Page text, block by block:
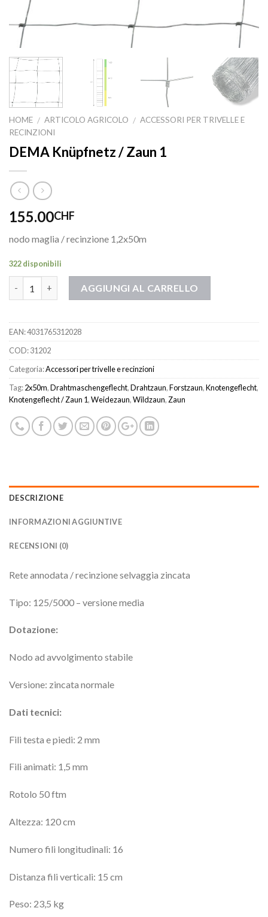
HOME / ARTICOLO AGRICOLO / ACCESSORI PER TRIVELLE E
RECINZIONI
DEMA Knüpfnetz / Zaun 1
155.00CHF
nodo maglia / recinzione 1,2x50m
322 disponibili
AGGIUNGI AL CARRELLO
EAN:4031765312028
COD:31202
Categoria:Accessori per trivelle e recinzioni
Tag:2x50m,Drahtmaschengeflecht,Drahtzaun,Forstzaun,Knotengeflecht,
Knotengeflecht / Zaun 1,Weidezaun,Wildzaun, Zaun
DESCRIZIONE
INFORMAZIONI AGGIUNTIVE
RECENSIONI (0)
Rete annodata / recinzione selvaggia zincata
Tipo: 125/5000 – versione media
Dotazione:
Nodo ad avvolgimento stabile
Versione: zincata normale
Dati tecnici:
Fili testa e piedi: 2 mm
Fili animati: 1,5 mm
Rotolo 50 ftm
Altezza: 120 cm
Numero fili longitudinali: 16
Distanza fili verticali: 15 cm
Peso: 23,5 kg